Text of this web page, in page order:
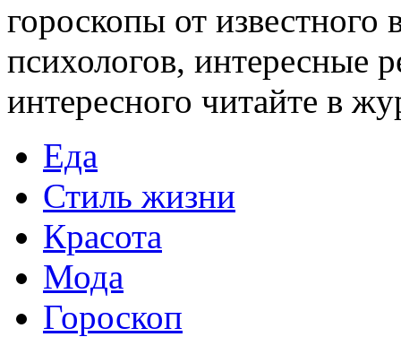
гороскопы от известного
психологов, интересные
интересного читайте в
Еда
Стиль жизни
Красота
Мода
Гороскоп